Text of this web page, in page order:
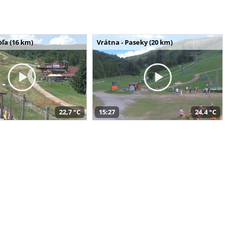
(16 km)
22,7 °C
Vrátna - Paseky (20 km)
15:27 24,4 °C